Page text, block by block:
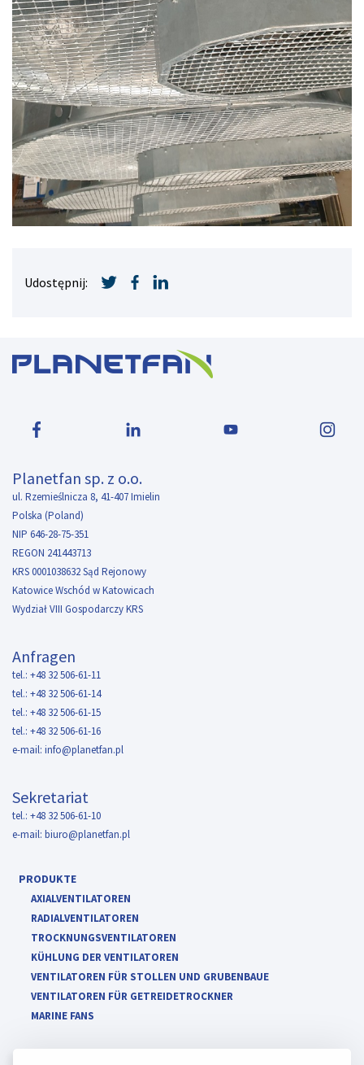
Udostępnij:
Planetfan sp. z o.o.
ul. Rzemieślnicza 8, 41-407 Imielin
Polska (Poland)
NIP 646-28-75-351
REGON 241443713
KRS 0001038632 Sąd Rejonowy
Katowice Wschód w Katowicach
Wydział VIII Gospodarczy KRS
Anfragen
tel.: +48 32 506-61-11
tel.: +48 32 506-61-14
tel.: +48 32 506-61-15
tel.: +48 32 506-61-16
e-mail: info@planetfan.pl
Sekretariat
tel.: +48 32 506-61-10
e-mail: biuro@planetfan.pl
PRODUKTE
AXIALVENTILATOREN
RADIALVENTILATOREN
TROCKNUNGSVENTILATOREN
KÜHLUNG DER VENTILATOREN
VENTILATOREN FÜR STOLLEN UND GRUBENBAUE
VENTILATOREN FÜR GETREIDETROCKNER
MARINE FANS